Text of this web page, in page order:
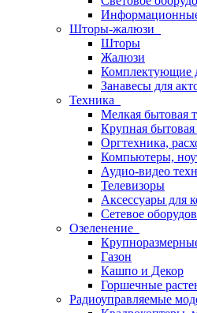
Шторы-жалюзи
Шторы
Жалюзи
Комплектующие
Занавесы для
Техника
Мелкая бытовая
Крупная бытовая
Оргтехника,
Компьютеры,
Аудио-видео
Телевизоры
Аксессуары для
Сетевое
Озеленение
Газон
Кашпо и Декор
Горшечные
Радиоуправляемые